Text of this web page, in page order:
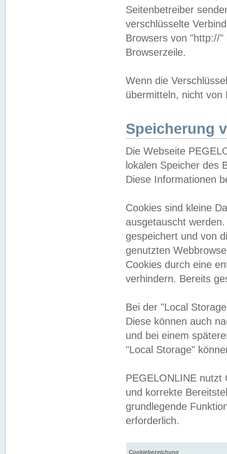
Seitenbetreiber
verschlüsselte
Browsers von "http://
Browserzeile.
Wenn die
übermitteln, nicht von
Speicherung
Die Webseite
lokalen Speicher des
Diese Informationen
Cookies sind kleine
ausgetauscht
gespeichert und von
genutzten
Cookies durch eine
verhindern. Bereits
Bei der "Local
Diese können auch
und bei einem
"Local Storage"
PEGELONLINE nutzt
und korrekte
grundlegende
erforderlich.
Cookiebezeichung